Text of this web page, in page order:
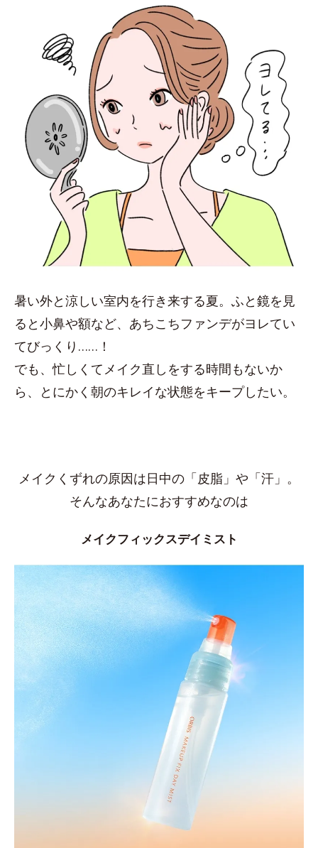
暑い外と涼しい室内を行き来する夏。ふと鏡を見
ると小鼻や額など、あちこちファンデがヨレてい
てびっくり……！
でも、忙しくてメイク直しをする時間もないか
ら、とにかく朝のキレイな状態をキープしたい。
メイクくずれの原因は日中の「皮脂」や「汗」。
そんなあなたにおすすめなのは
メイクフィックスデイミスト